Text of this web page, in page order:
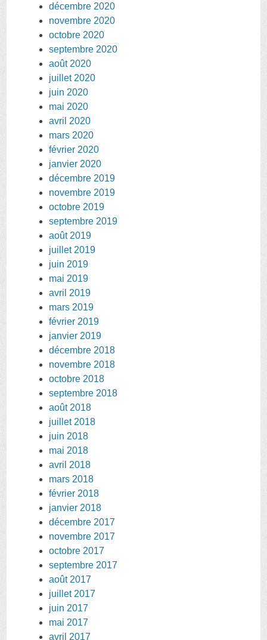
décembre 2020
novembre 2020
octobre 2020
septembre 2020
août 2020
juillet 2020
juin 2020
mai 2020
avril 2020
mars 2020
février 2020
janvier 2020
décembre 2019
novembre 2019
octobre 2019
septembre 2019
août 2019
juillet 2019
juin 2019
mai 2019
avril 2019
mars 2019
février 2019
janvier 2019
décembre 2018
novembre 2018
octobre 2018
septembre 2018
août 2018
juillet 2018
juin 2018
mai 2018
avril 2018
mars 2018
février 2018
janvier 2018
décembre 2017
novembre 2017
octobre 2017
septembre 2017
août 2017
juillet 2017
juin 2017
mai 2017
avril 2017